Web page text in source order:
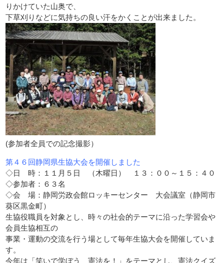
りかけていた山奥で、
下草刈りなどに気持ちの良い汗をかくことが出来ました。
(参加者全員での記念撮影）
第４６回静岡県生協大会を開催しました
◇日 時：１１月５日 （木曜日） １３：００～１５：４０
◇参加者：６３名
◇会 場：静岡労政会館ロッキーセンター 大会議室（静岡市
葵区黒金町）
生協役職員を対象とし、時々の社会的テーマに沿った学習会や
会員生協相互の
事業・運動の交流を行う場として毎年生協大会を開催していま
す。
今年は「笑いで学ぼう 憲法を！」をテーマとし、憲法クイズ